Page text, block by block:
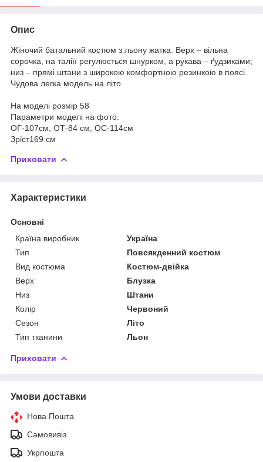
Опис
Жіночий батальний костюм з льону жатка. Верх – вільна
сорочка, на таліїї регулюється шнурком, а рукава – ґудзиками;
низ – прямі штани з широкою комфортною резинкою в поясі.
Чудова легка модель на літо.
На моделі розмір 58
Параметри моделі на фото:
ОГ-107см, ОТ-84 см, ОС-114см
Зріст169 см
Приховати
Характеристики
Основні
Країна виробник
Україна
Тип
Повсякденний костюм
Вид костюма
Костюм-двійка
Верх
Блузка
Низ
Штани
Колір
Червоний
Сезон
Літо
Тип тканини
Льон
Приховати
Умови доставки
Нова Пошта
Самовивіз
Укрпошта